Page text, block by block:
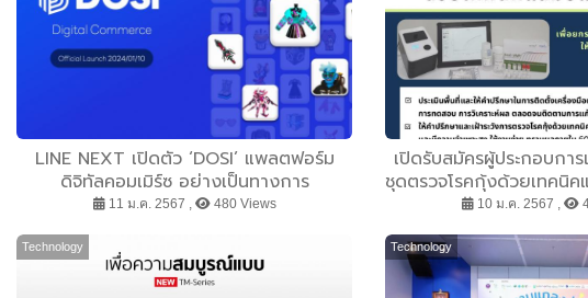
LINE NEXT เปิดตัว ‘DOSI’ แพลตฟอร์ม
ดิจิทัลคอมเมิร์ซ อย่างเป็นทางการ
11 ม.ค. 2567 , 480 Views
เปิดรับสมัครผู้ประกอบการ
ชุดตรวจโรคกุ้งด้วยเทคนิค
10 ม.ค. 2567 ,
Technology Technology